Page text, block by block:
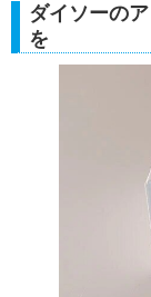
ダイソーの
を